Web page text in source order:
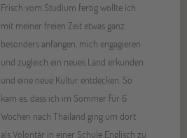
Frisch vom Studium fertig wollte ich
mit meiner freien Zeit etwas ganz
besonders anfangen, mich engagieren
und zugleich ein neues Land erkunden
und eine neue Kultur entdecken. So
kam es, dass ich im Sommer für 6
Wochen nach Thailand ging um dort
als Volontär in einer Schule Englisch zu